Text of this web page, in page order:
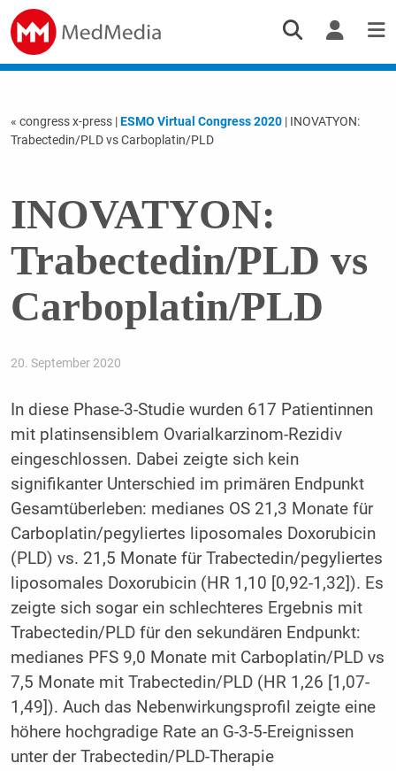
« congress x-press |ESMO Virtual Congress 2020| INOVATYON:
Trabectedin/PLD vs Carboplatin/PLD
INOVATYON:
Trabectedin/PLD vs
Carboplatin/PLD
20. September 2020
In diese Phase-3-Studie wurden 617 Patientinnen
mit platinsensiblem Ovarialkarzinom-Rezidiv
eingeschlossen. Dabei zeigte sich kein
signifikanter Unterschied im primären Endpunkt
Gesamtüberleben: medianes OS 21,3 Monate für
Carboplatin/pegyliertes liposomales Doxorubicin
(PLD) vs. 21,5 Monate für Trabectedin/pegyliertes
liposomales Doxorubicin (HR 1,10 [0,92-1,32]). Es
zeigte sich sogar ein schlechteres Ergebnis mit
Trabectedin/PLD für den sekundären Endpunkt:
medianes PFS 9,0 Monate mit Carboplatin/PLD vs
7,5 Monate mit Trabectedin/PLD (HR 1,26 [1,07-
1,49]). Auch das Nebenwirkungsprofil zeigte eine
höhere hochgradige Rate an G-3-5-Ereignissen
unter der Trabectedin/PLD-Therapie